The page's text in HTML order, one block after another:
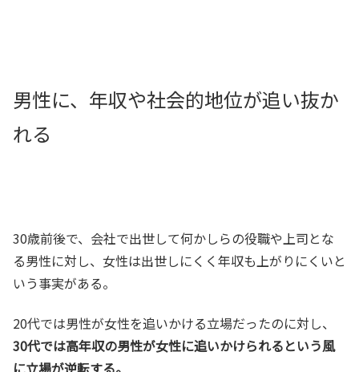
男性に、年収や社会的地位が追い抜か
れる
30歳前後で、会社で出世して何かしらの役職や上司とな
る男性に対し、女性は出世しにくく年収も上がりにくいと
いう事実がある。
20代では男性が女性を追いかける立場だったのに対し、
30代では高年収の男性が女性に追いかけられるという風
に立場が逆転する。